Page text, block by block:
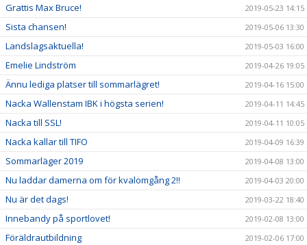
Grattis Max Bruce! 2019-05-23 14:15
Sista chansen! 2019-05-06 13:30
Landslagsaktuella! 2019-05-03 16:00
Emelie Lindström 2019-04-26 19:05
Ännu lediga platser till sommarlägret! 2019-04-16 15:00
Nacka Wallenstam IBK i högsta serien! 2019-04-11 14:45
Nacka till SSL! 2019-04-11 10:05
Nacka kallar till TIFO 2019-04-09 16:39
Sommarläger 2019 2019-04-08 13:00
Nu laddar damerna om för kvalomgång 2!! 2019-04-03 20:00
Nu är det dags! 2019-03-22 18:40
Innebandy på sportlovet! 2019-02-08 13:00
Föräldrautbildning 2019-02-06 17:00